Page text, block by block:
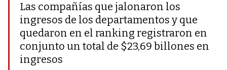
Las compañías que jalonaron los
ingresos de los departamentos y que
quedaron en el ranking registraron en
conjunto un total de $23,69 billones en
ingresos